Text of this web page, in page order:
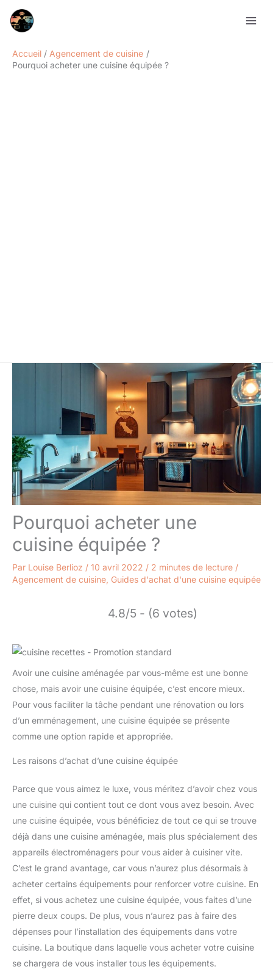
Accueil
Agencement de cuisine
Pourquoi acheter une cuisine équipée ?
Pourquoi acheter une
cuisine équipée ?
Par Louise Berlioz / 10 avril 2022 / 2 minutes de lecture /
Agencement de cuisine Guides d'achat d'une cuisine equipée
4.8/5 - (6 votes)
Avoir une cuisine aménagée par vous-même est une bonne
chose, mais avoir une cuisine équipée, c’est encore mieux.
Pour vous faciliter la tâche pendant une rénovation ou lors
d’un emménagement, une cuisine équipée se présente
comme une option rapide et appropriée.
Les raisons d’achat d’une cuisine équipée
Parce que vous aimez le luxe, vous méritez d’avoir chez vous
une cuisine qui contient tout ce dont vous avez besoin. Avec
une cuisine équipée, vous bénéficiez de tout ce qui se trouve
déjà dans une cuisine aménagée, mais plus spécialement des
appareils électroménagers pour vous aider à cuisiner vite.
C’est le grand avantage, car vous n’aurez plus désormais à
acheter certains équipements pour renforcer votre cuisine. En
effet, si vous achetez une cuisine équipée, vous faites d’une
pierre deux coups. De plus, vous n’aurez pas à faire des
dépenses pour l’installation des équipements dans votre
cuisine. La boutique dans laquelle vous acheter votre cuisine
se chargera de vous installer tous les équipements.
Rechercher